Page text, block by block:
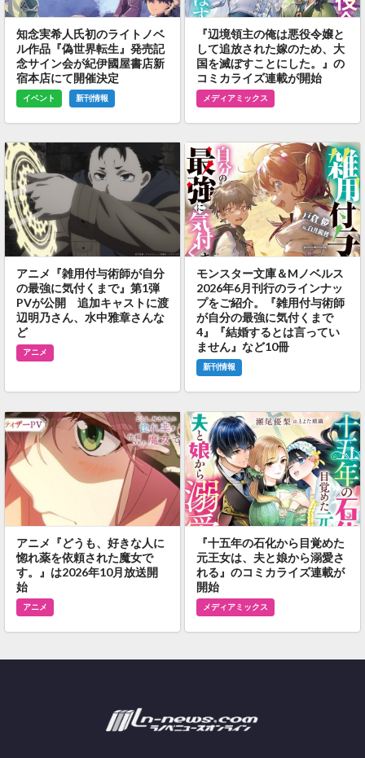
知念実希人氏初のライトノベ
ル作品『偽世界転生』発売記
念サイン会が紀伊國屋書店新
宿本店にて開催決定
イベント 新刊情報
『辺境領主の俺は悪役令嬢と
して追放された嫁のため、大
国を滅ぼすことにした。』の
コミカライズ連載が開始
メディアミックス
アニメ『雑用付与術師が自分
の最強に気付くまで』第1弾
PVが公開 追加キャストに渡
辺明乃さん、水中雅章さんな
ど
アニメ
モンスター文庫＆Mノベルス
2026年6月刊行のラインナッ
プをご紹介。『雑用付与術師
が自分の最強に気付くまで
4』『結婚するとは言ってい
ません』など10冊
新刊情報
アニメ『どうも、好きな人に
惚れ薬を依頼された魔女で
す。』は2026年10月放送開
始
アニメ
『十五年の石化から目覚めた
元王女は、夫と娘から溺愛さ
れる』のコミカライズ連載が
開始
メディアミックス